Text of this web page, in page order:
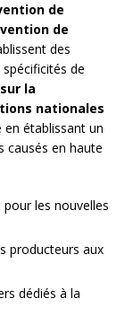
de
de
des
de
la
nationales
en établissant un
causés en haute
les nouvelles
producteurs aux
dédiés à la